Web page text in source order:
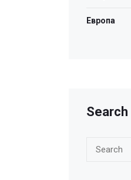
Европа
Search